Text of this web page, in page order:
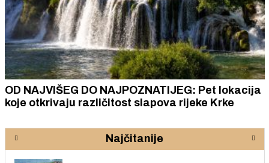
OD NAJVIŠEG DO NAJPOZNATIJEG: Pet lokacija
koje otkrivaju različitost slapova rijeke Krke
Najčitanije